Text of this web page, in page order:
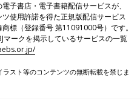
子書店・電子書籍配信サービスが、
使用許諾を得た正規版配信サービス
標（登録番号 第11091000号）です。
マークを掲示しているサービスの一覧
スト等のコンテンツの無断転載を禁じま